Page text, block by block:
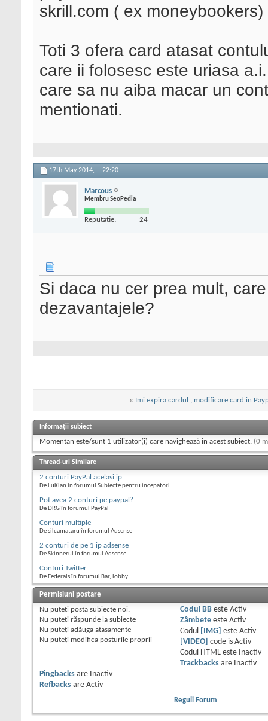
skrill.com ( ex moneybookers)
Toti 3 ofera card atasat
care ii folosesc este uriasa
care sa nu aiba macar un
mentionati.
17th May 2014, 22:20
Marcous
Membru SeoPedia
Reputatie: 24
Si daca nu cer prea mult,
dezavantajele?
« Imi expira cardul , modificare card in
Informații subiect
Momentan este/sunt 1 utilizator(i) care navighează în acest subiect. (0
Thread-uri Similare
2 conturi PayPal acelasi ip
De LuKian în forumul Subiecte pentru incepatori
Pot avea 2 conturi pe paypal?
De DRG în forumul PayPal
Conturi multiple
De silcamataru în forumul Adsense
2 conturi de pe 1 ip adsense
De Skinnerul în forumul Adsense
Conturi Twitter
De Federals în forumul Bar, lobby...
Permisiuni postare
Nu puteţi posta subiecte noi.
Nu puteţi răspunde la subiecte
Nu puteţi adăuga ataşamente
Nu puteţi modifica posturile proprii
Codul BBeste Activ
Zâmbeteeste Activ
Codul
[IMG] este Activ
[VIDEO]
code is Activ
Codul HTML este
Inactiv
Trackbacksare
Inactiv
Pingbacks are
Inactiv
Refbacks are Activ
Reguli Forum